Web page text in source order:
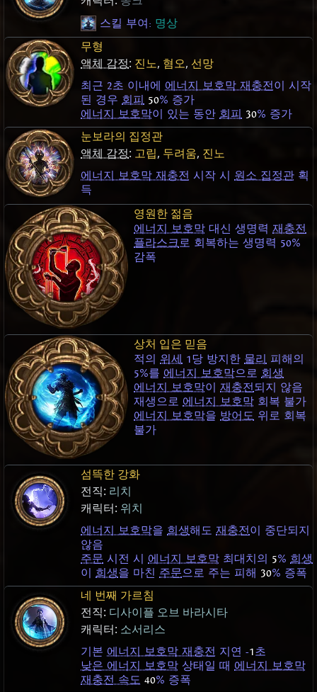
스킬 부여: 명상
무형
액체 감정: 진노, 혐오, 선망
최근 2초 이내에 에너지 보호막 재충전이 시작
된 경우 회피 50% 증가
에너지 보호막이 있는 동안 회피 30% 증가
눈보라의 집정관
액체 감정: 고립, 두려움, 진노
에너지 보호막 재충전 시작 시 원소 집정관 획
득
영원한 젊음
에너지 보호막 대신 생명력 재충전
플라스크로 회복하는 생명력 50%
감폭
상처 입은 믿음
적의 위세 1당 방지한 물리
피해의
5%를 에너지 보호막으로 회생
에너지 보호막이 재충전되지 않음
재생으로 에너지 보호막 회복 불가
에너지 보호막을 방어도 위로 회복
불가
섬뜩한 강화
전직: 리치
캐릭터: 위치
에너지 보호막을 희생해도 재충전이 중단되지
않음
주문 시전 시 에너지 보호막 최대치의 5% 희생
이 희생을 마친 주문으로 주는 피해 30% 증폭
네 번째 가르침
전직: 디사이플 오브 바라시타
캐릭터: 소서리스
기본 에너지 보호막 재충전 지연 -1초
낮은 에너지 보호막 상태일 때 에너지 보호막
재충전 속도 40% 증폭